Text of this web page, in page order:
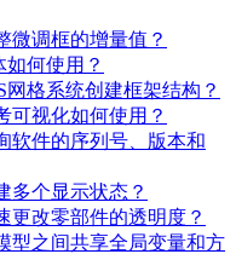
微调框的增量值？
何使用？
格系统创建框架结构？
可视化如何使用？
软件的序列号、版本和
多个显示状态？
更改零部件的透明度？
型之间共享全局变量和方